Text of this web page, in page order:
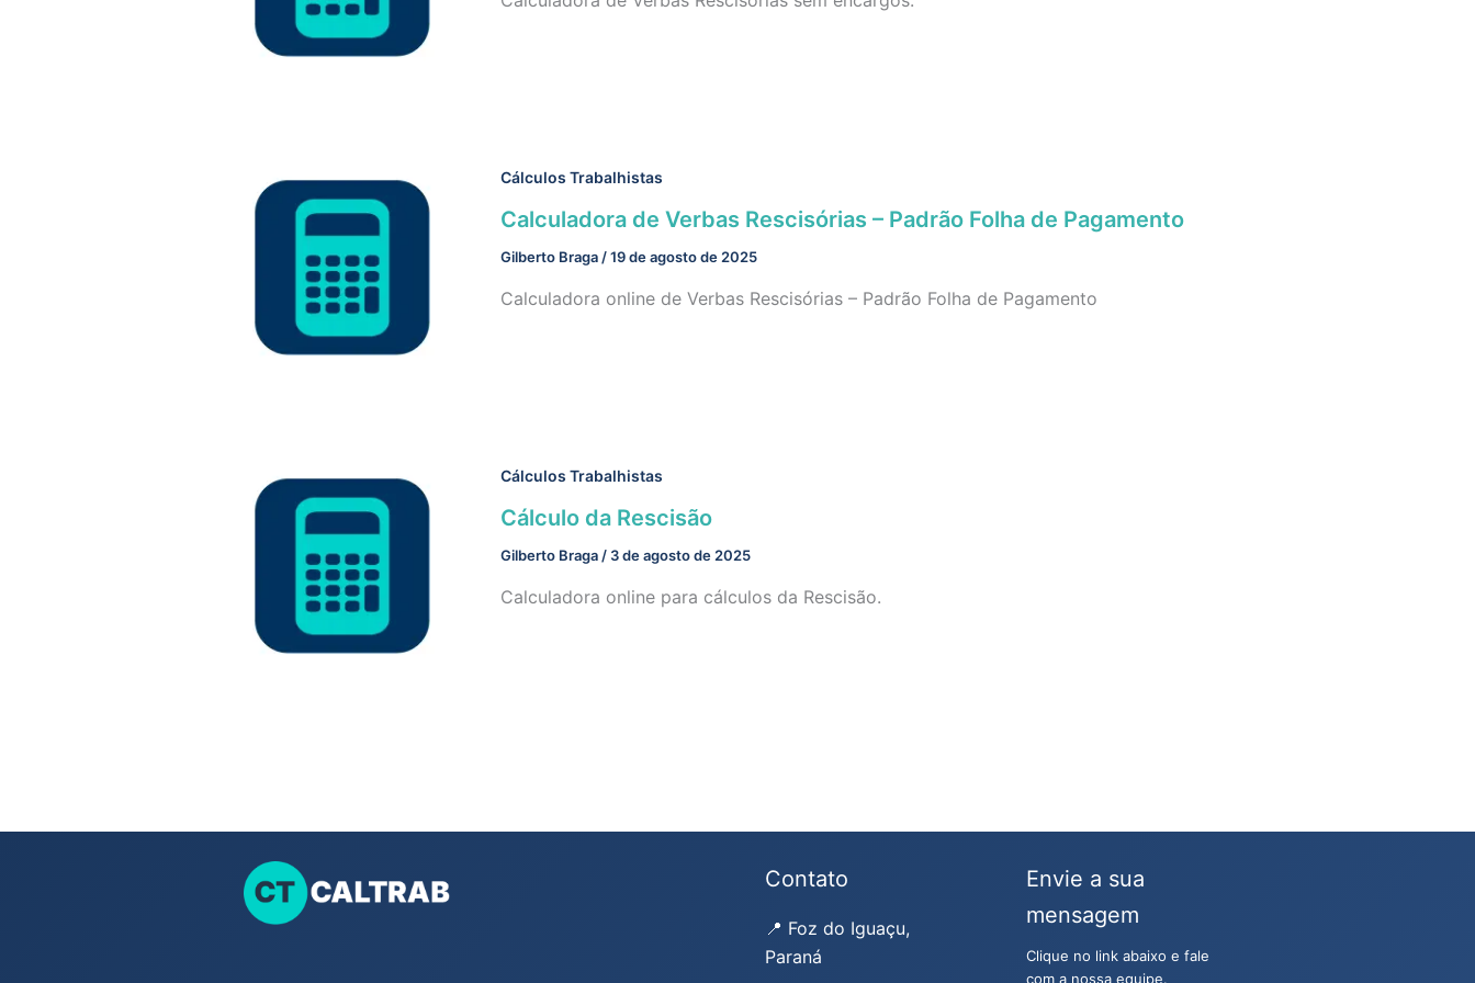
Cálculos Trabalhistas
Calculadora de Verbas Rescisórias – Padrão Folha de Pagamento
Gilberto Braga /19 de agosto de 2025
Calculadora online de Verbas Rescisórias – Padrão Folha de Pagamento
Cálculos Trabalhistas
Cálculo da Rescisão
Gilberto Braga / 3 de agosto de 2025
Calculadora online para cálculos da Rescisão.
Contato
📍 Foz do Iguaçu,
Paraná
Envie a sua
mensagem
Clique no link abaixo e fale
com a nossa equipe.